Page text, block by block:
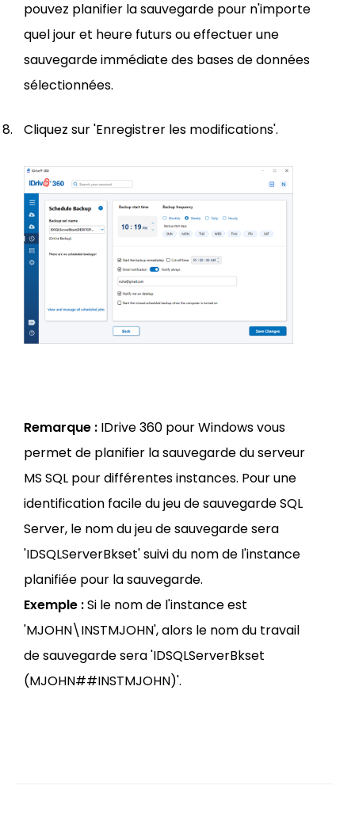
pouvez planifier la sauvegarde pour n'importe
quel jour et heure futurs ou effectuer une
sauvegarde immédiate des bases de données
sélectionnées.
Cliquez sur 'Enregistrer les modifications'.
Remarque : IDrive 360 pour Windows vous
permet de planifier la sauvegarde du serveur
MS SQL pour différentes instances. Pour une
identification facile du jeu de sauvegarde SQL
Server, le nom du jeu de sauvegarde sera
'IDSQLServerBkset' suivi du nom de l'instance
planifiée pour la sauvegarde.
Exemple :Si le nom de l'instance est
'MJOHN\INSTMJOHN', alors le nom du travail
de sauvegarde sera 'IDSQLServerBkset
(MJOHN##INSTMJOHN)'.